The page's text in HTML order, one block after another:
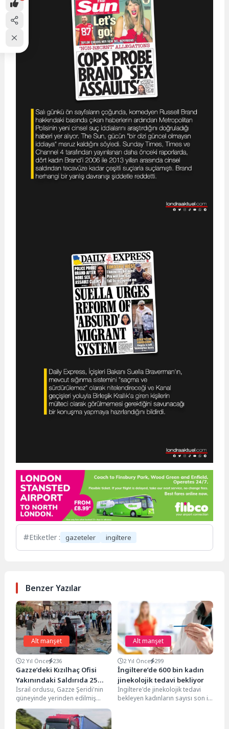
Etiketler : gazeteler ingiltere
Benzer Yazılar
Alt manşet
2 Yıl Önce 236
Gazze’deki Kızılhaç Ofisi
Yakınındaki Saldırıda 25
Filistinli Hayatını Kaybetti
İsrail ordusu, Gazze Şeridi'nin
güneyinde yerinden edilmiş
sivillerin barındığı çadırlara
yönelik düzenlediği saldırıda 25
Filistinlinin...
Alt manşet
2 Yıl Önce 299
İngiltere’de 600 bin kadın
jinekolojik tedavi bekliyor
İngiltere'de jinekolojik tedavi
bekleyen kadınların sayısı son iki